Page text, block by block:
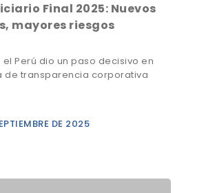
Final 2025: Nuevos
mayores riesgos
el Perú dio un paso decisivo en
de transparencia corporativa
DE 2025